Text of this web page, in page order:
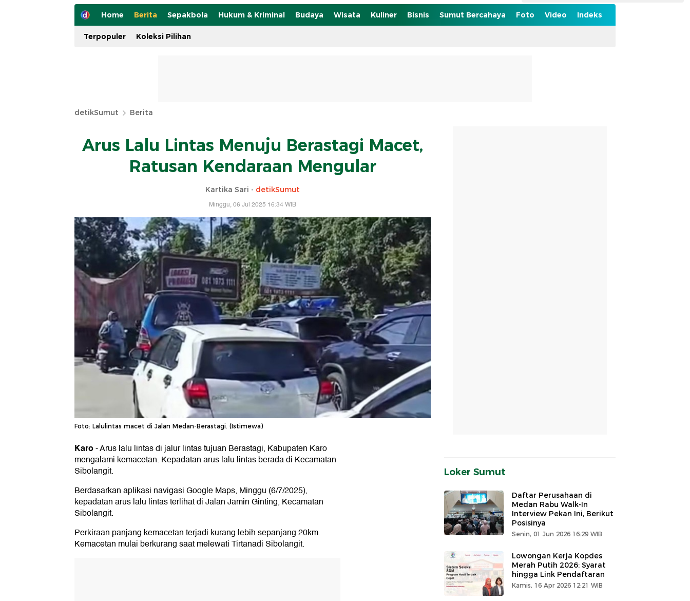
Home Berita Sepakbola Hukum & Kriminal Budaya Wisata Kuliner Bisnis Sumut Bercahaya Foto Video Indeks
Terpopuler Koleksi Pilihan
detikSumut Berita
Arus Lalu Lintas Menuju Berastagi Macet,
Ratusan Kendaraan Mengular
Kartika Sari - detikSumut
Minggu, 06 Jul 2025 16:34 WIB
Foto: Lalulintas macet di Jalan Medan-Berastagi. (Istimewa)
Karo-Arus lalu lintas di jalur lintas tujuan Berastagi, Kabupaten Karo
mengalami kemacetan. Kepadatan arus lalu lintas berada di Kecamatan
Sibolangit.
Berdasarkan aplikasi navigasi Google Maps, Minggu (6/7/2025),
kepadatan arus lalu lintas terlihat di Jalan Jamin Ginting, Kecamatan
Sibolangit.
Perkiraan panjang kemacetan terjadi kurang lebih sepanjang 20km.
Kemacetan mulai berkurang saat melewati Tirtanadi Sibolangit.
Loker Sumut
Daftar Perusahaan di
Medan Rabu Walk-In
Interview Pekan Ini, Berikut
Posisinya
Senin, 01 Jun 2026 16:29 WIB
Lowongan Kerja Kopdes
Merah Putih 2026: Syarat
hingga Link Pendaftaran
Kamis, 16 Apr 2026 12:21 WIB